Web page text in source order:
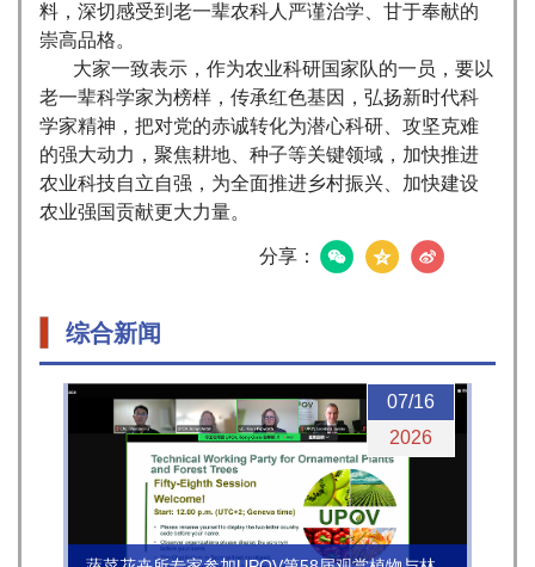
料，深切感受到老一辈农科人严谨治学、甘于奉献的
崇高品格。
大家一致表示，作为农业科研国家队的一员，要以
老一辈科学家为榜样，传承红色基因，弘扬新时代科
学家精神，把对党的赤诚转化为潜心科研、攻坚克难
的强大动力，聚焦耕地、种子等关键领域，加快推进
农业科技自立自强，为全面推进乡村振兴、加快建设
农业强国贡献更大力量。
分享：
综合新闻
07/16
2026